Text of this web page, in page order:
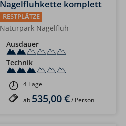
Nagelfluhkette komplett
RESTPLÄTZE
Naturpark Nagelfluh
Ausdauer
Technik
4 Tage
ab 535,00 €/ Person